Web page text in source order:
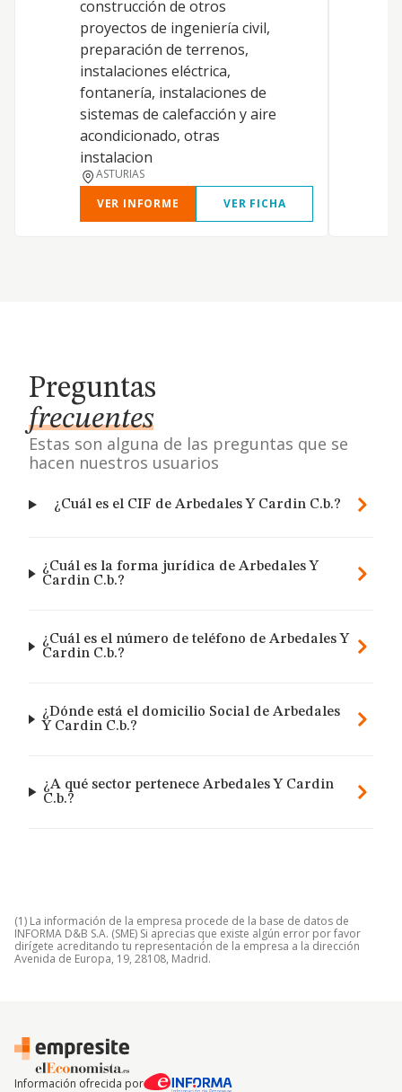
construcción de otros
proyectos de ingeniería civil,
preparación de terrenos,
instalaciones eléctrica,
fontanería, instalaciones de
sistemas de calefacción y aire
acondicionado, otras
instalacion
ASTURIAS
VER INFORME
VER FICHA
Preguntas
frecuentes
Estas son alguna de las preguntas que se
hacen nuestros usuarios
¿Cuál es el CIF de Arbedales Y Cardin C.b.?
¿Cuál es la forma jurídica de Arbedales Y
Cardin C.b.?
¿Cuál es el número de teléfono de Arbedales Y
Cardin C.b.?
¿Dónde está el domicilio Social de Arbedales
Y Cardin C.b.?
¿A qué sector pertenece Arbedales Y Cardin
C.b.?
(1) La información de la empresa procede de la base de datos de
INFORMA D&B S.A. (SME) Si aprecias que existe algún error por favor
dirígete acreditando tu representación de la empresa a la dirección
Avenida de Europa, 19, 28108, Madrid.
Información ofrecida por